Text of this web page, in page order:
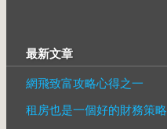
最新文章
網飛致富攻略心得之一
租房也是一個好的財務策略